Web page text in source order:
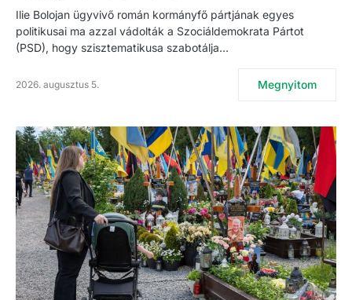
Ilie Bolojan ügyvivő román kormányfő pártjának egyes
politikusai ma azzal vádolták a Szociáldemokrata Pártot
(PSD), hogy szisztematikusa szabotálja…
2026. augusztus 5. Megnyitom